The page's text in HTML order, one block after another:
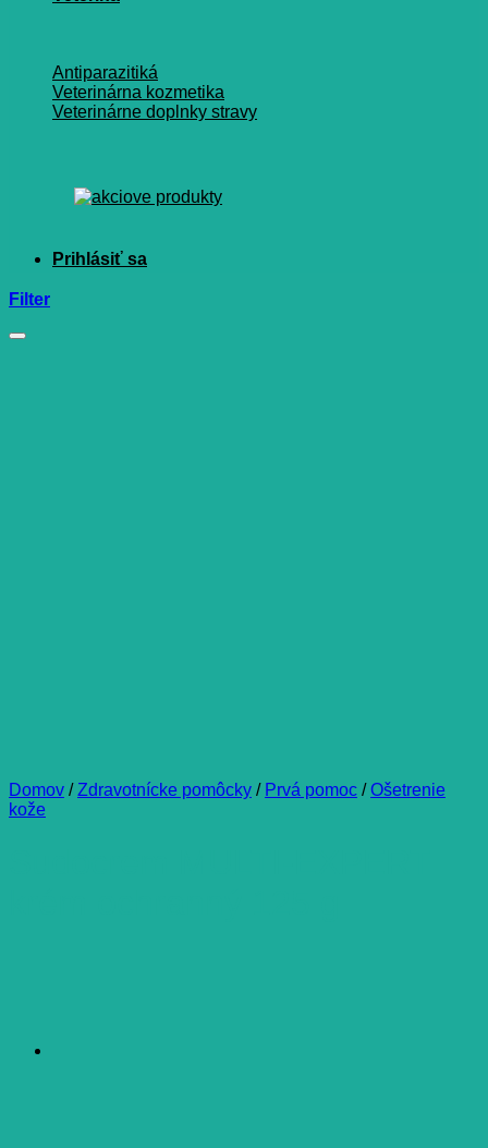
Antiparazitiká
Veterinárna kozmetika
Veterinárne doplnky stravy
Filter
Domov / Zdravotnícke pomôcky / Prvá pomoc / Ošetrenie
kože